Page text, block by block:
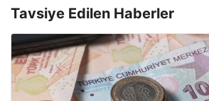
Tavsiye Edilen Haberler